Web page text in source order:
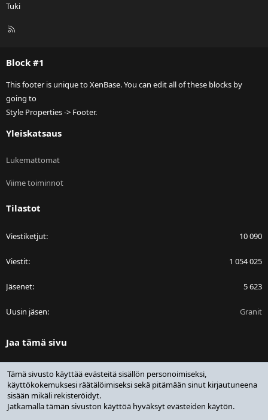
Tuki
R
Block #1
This footer is unique to XenBase. You can edit all of these blocks by
going to
Style Properties -> Footer.
Yleiskatsaus
Lukemattomat
Viime toiminnot
Tilastot
Viestiketjut 10 090
Viestit 1 054 025
Jäsenet 5 623
Uusin jäsen Granit
Jaa tämä sivu
Community platform by XenForo® © 2010-2025 XenForo Ltd.
Tämä sivusto käyttää evästeitä sisällön personoimiseksi,
käyttökokemuksesi räätälöimiseksi sekä pitämään sinut kirjautuneena
sisään mikäli rekisteröidyt.
Jatkamalla tämän sivuston käyttöä hyväksyt evästeiden käytön.